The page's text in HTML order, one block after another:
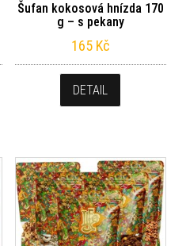
Šufan kokosová hnízda 170
g – s pekany
165 Kč
DETAIL